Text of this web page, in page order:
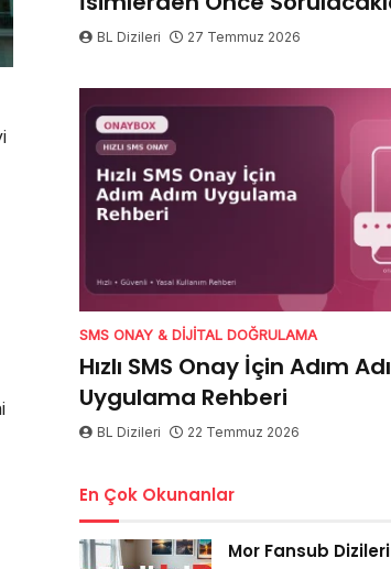
BL Dizileri 27 Temmuz 2026
SMS ONAY & DIJITAL DOĞRULAMA
Hızlı SMS Onay İçin Adım
Uygulama Rehberi
BL Dizileri 22 Temmuz 2026
En Çok Okunanlar
Mor Fansub Dizileri